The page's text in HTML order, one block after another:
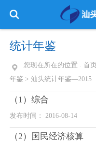
统计年鉴
您现在所在的位置 : 首页
年鉴 > 汕头统计年鉴—2015
（1）综合
发布时间： 2016-08-14
（2）国民经济核算